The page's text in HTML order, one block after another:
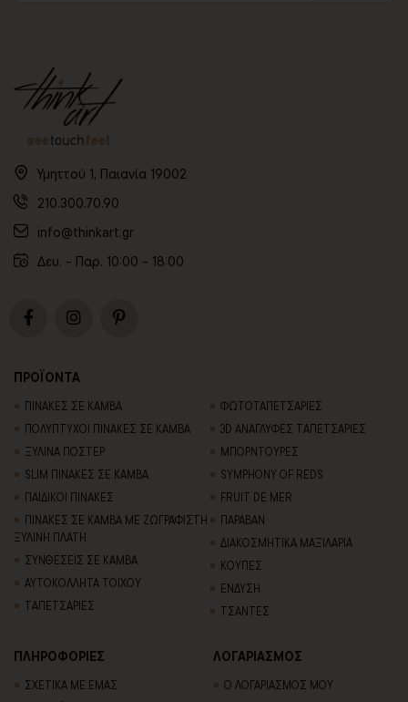
Υμηττού 1, Παιανία 19002
210.300.70.90
info@thinkart.gr
Δευ. - Παρ. 10:00 - 18:00
ΠΡΟΪΟΝΤΑ
ΠΙΝΑΚΕΣ ΣΕ ΚΑΜΒΑ
ΠΟΛΥΠΤΥΧΟΙ ΠΙΝΑΚΕΣ ΣΕ ΚΑΜΒΑ
ΞΥΛΙΝΑ ΠΟΣΤΕΡ
SLIM ΠΙΝΑΚΕΣ ΣΕ ΚΑΜΒΑ
ΠΑΙΔΙΚΟΙ ΠΙΝΑΚΕΣ
ΠΙΝΑΚΕΣ ΣΕ ΚΑΜΒΑ ΜΕ ΖΩΓΡΑΦΙΣΤΗ
ΞΥΛΙΝΗ ΠΛΑΤΗ
ΣΥΝΘΕΣΕΙΣ ΣΕ ΚΑΜΒΑ
ΑΥΤΟΚΟΛΛΗΤΑ ΤΟΙΧΟΥ
TΑΠΕΤΣΑΡΙΕΣ
ΦΩΤΟΤΑΠΕΤΣΑΡΙΕΣ
3D AΝΑΓΛΥΦΕΣ TΑΠΕΤΣΑΡΙΕΣ
ΜΠΟΡΝΤΟΥΡΕΣ
SYMPHONY OF REDS
FRUIT DE MER
ΠΑΡΑΒΑΝ
ΔΙΑΚΟΣΜΗΤΙΚΑ ΜΑΞΙΛΑΡΙΑ
ΚΟΥΠΕΣ
ΕΝΔΥΣΗ
ΤΣΑΝΤΕΣ
ΠΛΗΡΟΦΟΡΙΕΣ
ΣΧΕΤΙΚΑ ΜΕ ΕΜΑΣ
ΛΟΓΑΡΙΑΣΜΟΣ
Ο ΛΟΓΑΡΙΑΣΜΟΣ ΜΟΥ